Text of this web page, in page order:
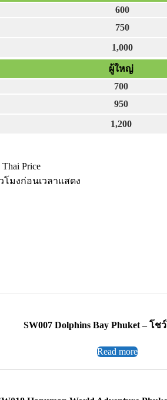
600
750
1,000
ผู้ใหญ่
700
950
1,200
Price
โมงก่อนเวลาแสดง
SW007 Dolphins Bay Phuket – โช
Read more